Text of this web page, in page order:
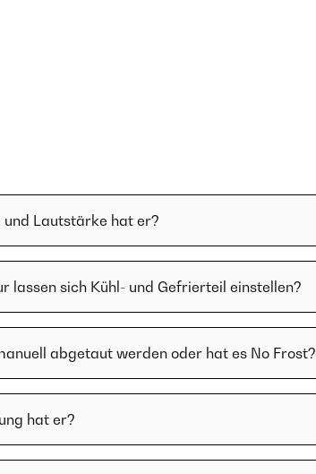
und Lautstärke hat er?
lassen sich Kühl- und Gefrierteil einstellen?
abgetaut werden oder hat es No Frost?
hat er?